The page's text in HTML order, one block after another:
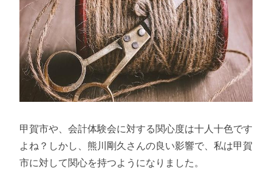
甲賀市や、会計体験会に対する関心度は十人十色です
よね？しかし、熊川剛久さんの良い影響で、私は甲賀
市に対して関心を持つようになりました。